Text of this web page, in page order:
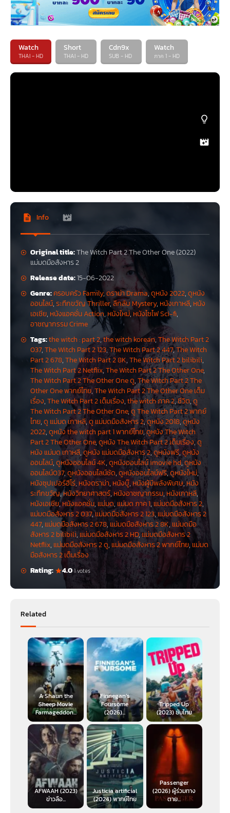
Watch
THAI - HD
Short
THAI - HD
Cdn9x
SUB - HD
Watch
ภาค 1 - HD
Info
Original title:The Witch Part 2 The Other One (2022)
แม่มดมือสังหาร 2
Release date:15-06-2022
Genre:ครอบครัว Family,ดราม่า Drama,ดูหนัง 2022,ดูหนัง
ออนไลน์,ระทึกขวัญ Thriller,ลึกลับ Mystery, หนังเกาหลี, หนัง
เอเชีย, หนังแอคชั่น Action,หนังใหม่, หนังไซไฟ Sci-fi,
อาชญากรรม Crime
Tags:the witch : part 2,the witch korean,The Witch Part 2
037,The Witch Part 2 123,The Witch Part 2 447,The Witch
Part 2 678,The Witch Part 2 8K,The Witch Part 2 bilibili,
The Witch Part 2 Netflix,The Witch Part 2 The Other One,
The Witch Part 2 The Other One ดู,The Witch Part 2 The
Other One พากย์ไทย,The Witch Part 2 The Other One เต็ม
เรื่อง,The Witch Part 2 เต็มเรื่อง,the witch ภาค 2,ชีวิต,ดู
The Witch Part 2 The Other One,ดู The Witch Part 2 พากย์
ไทย,ดู แม่มด เกาหลี,ดู แม่มดมือสังหาร 2,ดูหนัง 2018,ดูหนัง
2022,ดูหนัง the witch part 1 พากย์ไทย,ดูหนัง The Witch
Part 2 The Other One,ดูหนัง The Witch Part 2 เต็มเรื่อง,ดู
หนัง แม่มด เกาหลี,ดูหนัง แม่มดมือสังหาร 2,ดูหนังฟรี,ดูหนัง
ออนไลน์,ดูหนังออนไลน์ 4K,ดูหนังออนไลน์ imovie hd,ดูหนัง
ออนไลน์037,ดูหนังออนไลน์ชัด,ดูหนังออนไลน์ฟรี,ดูหนังใหม่,
หนังซุปเปอร์ฮีโร่, หนังดราม่า, หนังบู๊, หนังผู้มีพลังพิเศษ,หนัง
ระทึกขวัญ,หนังวิทยาศาสตร์, หนังอาชญากรรม, หนังเกาหลี,
หนังเอเชีย,หนังแอคชั่น, แม่มด, แม่มด ภาค 1,แม่มดมือสังหาร 2,
แม่มดมือสังหาร 2 037,แม่มดมือสังหาร 2 123, แม่มดมือสังหาร 2
447, แม่มดมือสังหาร 2 678, แม่มดมือสังหาร 2 8K,แม่มดมือ
สังหาร 2 bilibili, แม่มดมือสังหาร 2 HD,แม่มดมือสังหาร 2
Netflix, แม่มดมือสังหาร 2 ดู, แม่มดมือสังหาร 2 พากย์ไทย, แม่มด
มือสังหาร 2 เต็มเรื่อง
Rating:
4.01 votes
Related
A Shaun the
Sheep Movie
Farmageddon...
Finnegan’s
Foursome
(2026)...
Tripped Up
(2023) ซับไทย
AFWAAH (2023)
ข่าวลือ...
Justicia artificial
(2024) พากย์ไทย
Passenger
(2026) ผู้ร่วมทาง
ตาย...